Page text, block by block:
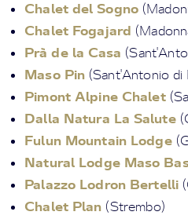
Chalet del Sogno
Chalet Fogajard
Prà de la Casa
Maso Pin (Sant'Antonio di
Pimont Alpine Chalet
Dalla Natura La Salute
Fulun Mountain Lodge
Natural Lodge Maso
Palazzo Lodron Bertelli
Chalet Plan (Strembo)